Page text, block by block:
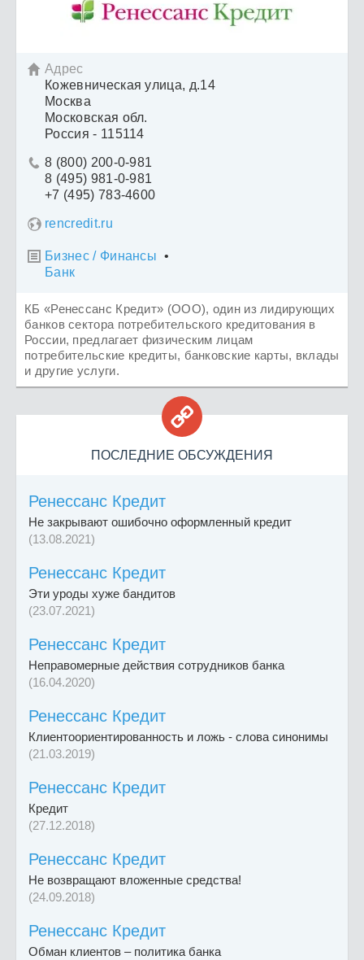
 Адрес
Кожевническая улица, д.14
Москва
Московская обл.
Россия - 115114
 8 (800) 200-0-981
8 (495) 981-0-981
+7 (495) 783-4600
rencredit.ru
 Бизнес / Финансы •
Банк
КБ «Ренессанс Кредит» (ООО), один из лидирующих
банков сектора потребительского кредитования в
России, предлагает физическим лицам
потребительские кредиты, банковские карты, вклады
и другие услуги.

ПОСЛЕДНИЕ ОБСУЖДЕНИЯ
Ренессанс Кредит
Не закрывают ошибочно оформленный кредит
(13.08.2021)
Ренессанс Кредит
Эти уроды хуже бандитов
(23.07.2021)
Ренессанс Кредит
Неправомерные действия сотрудников банка
(16.04.2020)
Ренессанс Кредит
Клиентоориентированность и ложь - слова синонимы
(21.03.2019)
Ренессанс Кредит
Кредит
(27.12.2018)
Ренессанс Кредит
Не возвращают вложенные средства!
(24.09.2018)
Ренессанс Кредит
Обман клиентов – политика банка